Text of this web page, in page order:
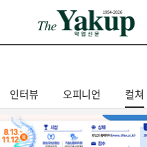
인터뷰 오피니언 컬쳐